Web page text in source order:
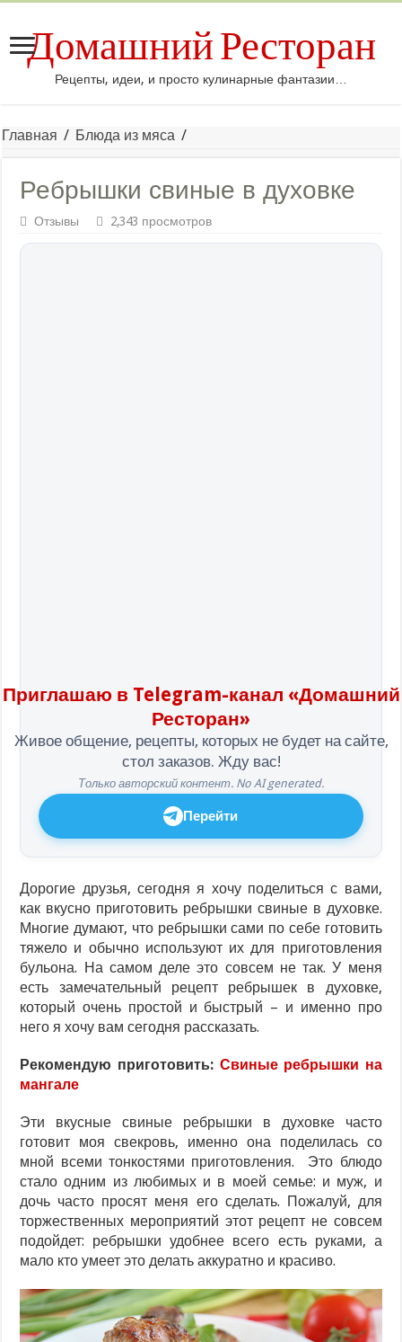
Домашний Ресторан
Рецепты, идеи, и просто кулинарные фантазии…
Главная / Блюда из мяса /
Ребрышки свиные в духовке
Отзывы 2,343 просмотров
Приглашаю в Telegram-канал «Домашний
Ресторан»
Живое общение, рецепты, которых не будет на сайте,
стол заказов. Жду вас!
Только авторский контент. No AI generated.
Перейти
Дорогие друзья, сегодня я хочу поделиться с вами,
как вкусно приготовить ребрышки свиные в духовке.
Многие думают, что ребрышки сами по себе готовить
тяжело и обычно используют их для приготовления
бульона. На самом деле это совсем не так. У меня
есть замечательный рецепт ребрышек в духовке,
который очень простой и быстрый – и именно про
него я хочу вам сегодня рассказать.
Рекомендую приготовить: Свиные ребрышки на
мангале
Эти вкусные свиные ребрышки в духовке часто
готовит моя свекровь, именно она поделилась со
мной всеми тонкостями приготовления. Это блюдо
стало одним из любимых и в моей семье: и муж, и
дочь часто просят меня его сделать. Пожалуй, для
торжественных мероприятий этот рецепт не совсем
подойдет: ребрышки удобнее всего есть руками, а
мало кто умеет это делать аккуратно и красиво.